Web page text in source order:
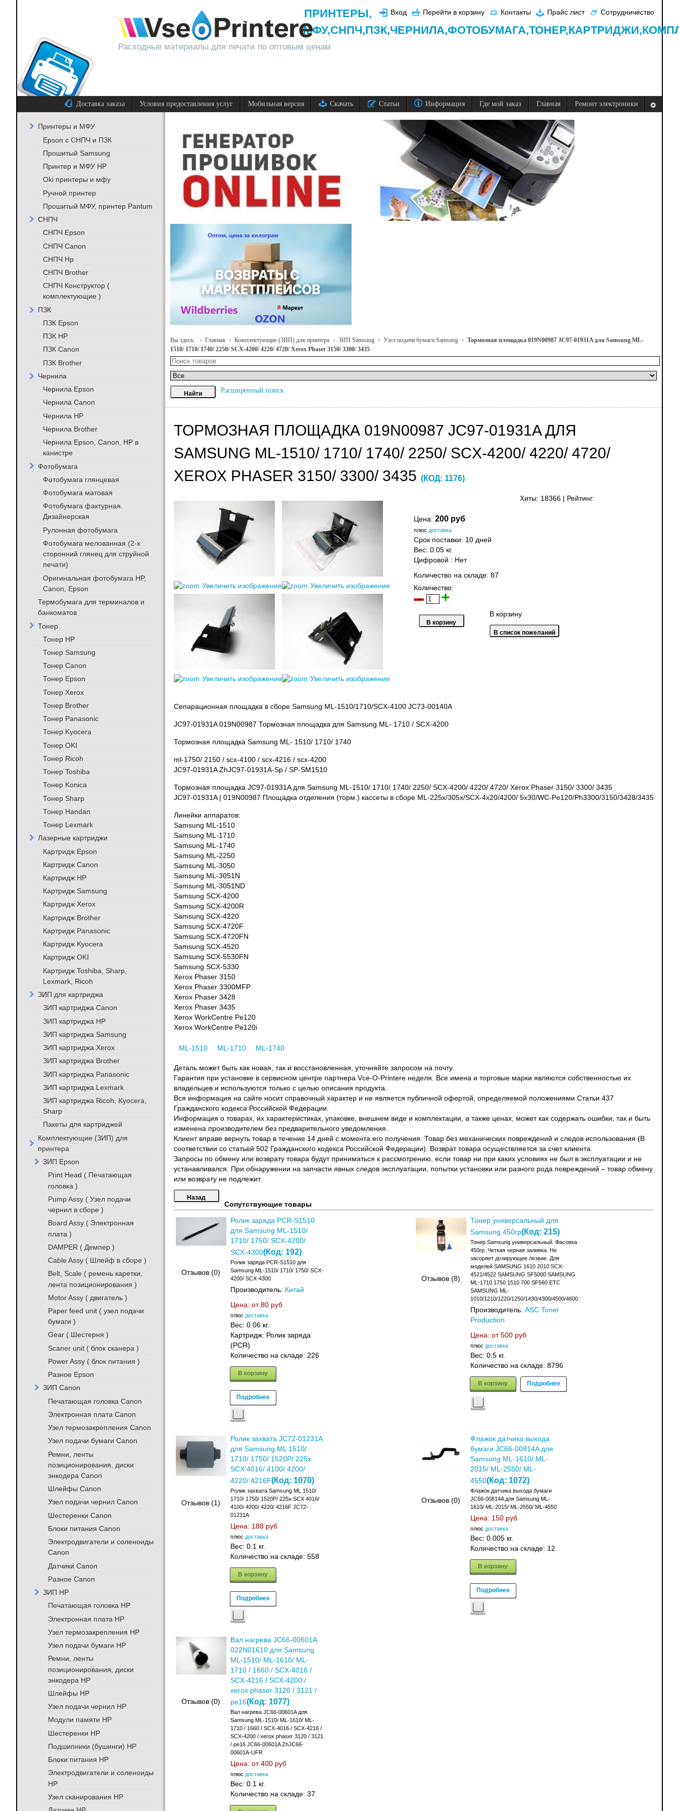
Расходные материалы для печати по оптовым ценам
Вход Перейти в корзину Контакты Прайс лист Сотрудничество
ПРИНТЕРЫ,
МФУ,СНПЧ,ПЗК,ЧЕРНИЛА,ФОТОБУМАГА,ТОНЕР,КАРТРИДЖИ,
Доставка заказа Условия предоставления услуг Мобильная версия Скачать Статьи Информация Где мой заказ Главная Ремонт электроники
Вы здесь: Главная Комплектующие (ЗИП) для принтера ЗИП Samsung Узел подачи бумаги Samsung
Тормозная площадка 019N00987 JC97-01931A для Samsung ML-
1510/ 1710/ 1740/ 2250/ SCX-4200/ 4220/ 4720/ Xerox Phaser 3150/ 3300/ 3435
Расширенный поиск
ТОРМОЗНАЯ ПЛОЩАДКА 019N00987 JC97-01931A ДЛЯ
SAMSUNG ML-1510/ 1710/ 1740/ 2250/ SCX-4200/ 4220/ 4720/
XEROX PHASER 3150/ 3300/ 3435 (КОД: 1176)
Хиты: 18366 Рейтинг:
Увеличить изображение Увеличить изображение
Увеличить изображение Увеличить изображение
Цена: 200 руб
плюс доставка
Срок поставки: 10 дней
Вес: 0.05 кг.
Цифровой : Нет
Количество на складе: 87
Количество:
В корзину
Сепарационная площадка в сборе Samsung ML-1510/1710/SCX-4100 JC73-00140A
JC97-01931A 019N00987 Тормозная площадка для Samsung ML- 1710 / SCX-4200
Тормозная площадка Samsung ML- 1510/ 1710/ 1740
ml-1750/ 2150 / scx-4100 / scx-4216 / scx-4200
JC97-01931A ZhJC97-01931A-Sp / SP-SM1510
Тормозная площадка JC97-01931A для Samsung ML-1510/ 1710/ 1740/ 2250/ SCX-4200/ 4220/ 4720/ Xerox Phaser 3150/ 3300/ 3435
JC97-01931A | 019N00987 Площадка отделения (торм.) кассеты в сборе ML-225х/305х/SCX-4х20/4200/ 5x30/WC-Pe120/Ph3300/3150/3428/3435
Линейки аппаратов:
Samsung ML-1510
Samsung ML-1710
Samsung ML-1740
Samsung ML-2250
Samsung ML-3050
Samsung ML-3051N
Samsung ML-3051ND
Samsung SCX-4200
Samsung SCX-4200R
Samsung SCX-4220
Samsung SCX-4720F
Samsung SCX-4720FN
Samsung SCX-4520
Samsung SCX-5530FN
Samsung SCX-5330
Xerox Phaser 3150
Xerox Phaser 3300MFP
Xerox Phaser 3428
Xerox Phaser 3435
Xerox WorkCentre Pe120
Xerox WorkCentre Pe120i
ML-1510 ML-1710 ML-1740
Деталь может быть как новая, так и восстановленная, уточняйте запросом на почту.
Гарантия при установке в сервисном центре партнера Vce-O-Printere неделя. Все имена и торговые марки являются собственностью их
владельцев и используются только с целью описания продукта.
Вся информация на сайте носит справочный характер и не является публичной офертой, определяемой положениями Статьи 437
Гражданского кодекса Российской Федерации.
Информация о товарах, их характеристиках, упаковке, внешнем виде и комплектации, а также ценах, может как содержать ошибки, так и быть
изменена производителем без предварительного уведомления.
Клиент вправе вернуть товар в течение 14 дней с момента его получения. Товар без механических повреждений и следов использования (В
соответствии со статьей 502 Гражданского кодекса Российской Федерации). Возврат товара осуществляется за счет клиента.
Запросы по обмену или возврату товара будут приниматься к рассмотрению, если товар ни при каких условиях не был в эксплуатации и не
устанавливался. При обнаружении на запчасти явных следов эксплуатации, попытки установки или разного рода повреждений – товар обмену
или возврату не подлежит.
Сопутствующие товары
Отзывов (0)
Ролик заряда PCR-S1510
для Samsung ML-1510/
1710/ 1750/ SCX-4200/
SCX-4300(Код: 192)
Ролик заряда PCR-S1510 для
Samsung ML-1510/ 1710/ 1750/ SCX-
4200/ SCX-4300
Производитель: Китай
Цена: от 80 руб
плюс доставка
Вес: 0.06 кг.
Картридж: Ролик заряда
(PCR)
Количество на складе: 226
В корзину
Подробнее
Отзывов (8)
Тонер универсальный для
Samsung 450гр(Код: 215)
Тонер Samsung универсальный. Фасовка
450гр. Четкая черная заливка. Не
засоряет дозирующее лезвие. Для
моделей SAMSUNG 1610 2010 SCX-
4521/4522 SAMSUNG SF5000 SAMSUNG
ML-1710 1750 1510 700 SF560 ETC
SAMSUNG ML-
1010/1210/1220/1250/1430/4300/4500/4600
Производитель: ASC Toner
Production
Цена: от 500 руб
плюс доставка
Вес: 0.5 кг.
Количество на складе: 8796
В корзину Подробнее
Отзывов (1)
Ролик захвата JC72-01231A
для Samsung ML 1510/
1710/ 1750/ 1520P/ 225x
SCX 4016/ 4100/ 4200/
4220/ 4216F(Код: 1070)
Ролик захвата Samsung ML 1510/
1710/ 1750/ 1520P/ 225x SCX 4016/
4100/ 4200/ 4220/ 4216F JC72-
01231A
Цена: 188 руб
плюс доставка
Вес: 0.1 кг.
Количество на складе: 558
В корзину
Подробнее
Отзывов (0)
Флажок датчика выхода
бумаги JC66-00814A для
Samsung ML-1610/ ML-
2015/ ML-2550/ ML-
4550(Код: 1072)
Флажок датчика выхода бумаги
JC66-00814A для Samsung ML-
1610/ ML-2015/ ML-2550/ ML-4550
Цена: 150 руб
плюс доставка
Вес: 0.005 кг.
Количество на складе: 12
В корзину
Подробнее
Отзывов (0)
Вал нагрева JC66-00601A
022N01610 для Samsung
ML-1510/ ML-1610/ ML-
1710 / 1660 / SCX-4016 /
SCX-4216 / SCX-4200 /
xerox phaser 3120 / 3121 /
pe16(Код: 1077)
Вал нагрева JC66-00601A для
Samsung ML-1510/ ML-1610/ ML-
1710 / 1660 / SCX-4016 / SCX-4216 /
SCX-4200 / xerox phaser 3120 / 3121
/ pe16 JC66-00601A ZhJC66-
00601A-UFR
Цена: от 400 руб
плюс доставка
Вес: 0.1 кг.
Количество на складе: 37
Принтеры и МФУ
Epson с СНПЧ и ПЗК
Прошитый Samsung
Принтер и МФУ HP
Oki принтеры и мфу
Ручной принтер
Прошитый МФУ, принтер Pantum
СНПЧ
СНПЧ Epson
СНПЧ Canon
СНПЧ Hp
СНПЧ Brother
СНПЧ Конструктор (
комплектующие )
ПЗК
ПЗК Epson
ПЗК HP
ПЗК Canon
ПЗК Brother
Чернила
Чернила Epson
Чернила Canon
Чернила HP
Чернила Brother
Чернила Epson, Canon, HP в
канистре
Фотобумага
Фотобумага глянцевая
Фотобумага матовая
Фотобумага фактурная.
Дизайнерская
Рулонная фотобумага
Фотобумага мелованная (2-х
сторонний глянец для струйной
печати)
Оригинальная фотобумага HP,
Canon, Epson
Термобумага для терминалов и
банкоматов
Тонер
Тонер HP
Тонер Samsung
Тонер Canon
Тонер Epson
Тонер Xerox
Тонер Brother
Тонер Panasonic
Тонер Kyocera
Тонер OKI
Тонер Ricoh
Тонер Toshiba
Тонер Konica
Тонер Sharp
Тонер Handan
Тонер Lexmark
Лазерные картриджи
Картридж Epson
Картридж Canon
Картридж HP
Картридж Samsung
Картридж Xerox
Картридж Brother
Картридж Panasonic
Картридж Kyocera
Картридж OKI
Картридж Toshiba, Sharp,
Lexmark, Ricoh
ЗИП для картриджа
ЗИП картриджа Canon
ЗИП картриджа HP
ЗИП картриджа Samsung
ЗИП картриджа Xerox
ЗИП картриджа Brother
ЗИП картриджа Panasonic
ЗИП картриджа Lexmark
ЗИП картриджа Ricoh, Kyocera,
Sharp
Пакеты для картриджей
Комплектующие (ЗИП) для
принтера
ЗИП Epson
Print Head ( Печатающая
головка )
Pump Assy ( Узел подачи
чернил в сборе )
Board Assy ( Электронная
плата )
DAMPER ( Демпер )
Cable Assy ( Шлейф в сборе )
Belt, Scale ( ремень каретки,
лента позиционирования )
Motor Assy ( двигатель )
Paper feed unit ( узел подачи
бумаги )
Gear ( Шестерня )
Scaner unit ( блок сканера )
Power Assy ( блок питания )
Разное Epson
ЗИП Canon
Печатающая головка Canon
Электронная плата Canon
Узел термозакрепления Canon
Узел подачи бумаги Canon
Ремни, ленты
позиционирования, диски
энкодера Canon
Шлейфы Canon
Узел подачи чернил Canon
Шестеренки Canon
Блоки питания Canon
Электродвигатели и соленоиды
Canon
Датчики Canon
Разное Canon
ЗИП HP
Печатающая головка HP
Электронная плата HP
Узел термозакрепления HP
Узел подачи бумаги HP
Ремни, ленты
позиционирования, диски
энкодера HP
Шлейфы HP
Узел подачи чернил HP
Модули памяти HP
Шестеренки HP
Подшипники (бушинги) HP
Блоки питания HP
Электродвигатели и соленоиды
HP
Узел сканирования HP